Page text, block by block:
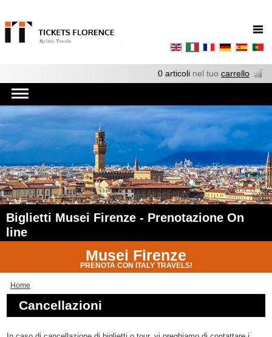
0 articoli nel tuo carrello
Biglietti Musei Firenze - Prenotazione On
line
Musei Firenze
PRENOTA CON ITALY TRAVELS!
Home
Cancellazioni